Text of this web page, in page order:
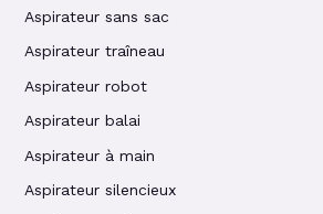
Aspirateur sans sac
Aspirateur traîneau
Aspirateur robot
Aspirateur balai
Aspirateur à main
Aspirateur silencieux